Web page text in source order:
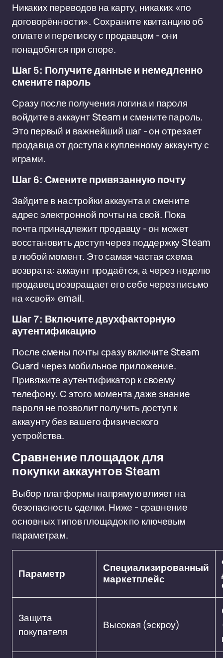
Никаких переводов на карту, никаких «по
договорённости». Сохраните квитанцию об
оплате и переписку с продавцом - они
понадобятся при споре.
Шаг 5: Получите данные и немедленно
смените пароль
Сразу после получения логина и пароля
войдите в аккаунт Steam и смените пароль.
Это первый и важнейший шаг - он отрезает
продавца от доступа к купленному аккаунту с
играми.
Шаг 6: Смените привязанную почту
Зайдите в настройки аккаунта и смените
адрес электронной почты на свой. Пока
почта принадлежит продавцу - он может
восстановить доступ через поддержку Steam
в любой момент. Это самая частая схема
возврата: аккаунт продаётся, а через неделю
продавец возвращает его себе через письмо
на «свой» email.
Шаг 7: Включите двухфакторную
аутентификацию
После смены почты сразу включите Steam
Guard через мобильное приложение.
Привяжите аутентификатор к своему
телефону. С этого момента даже знание
пароля не позволит получить доступ к
аккаунту без вашего физического
устройства.
Сравнение площадок для
покупки аккаунтов Steam
Выбор платформы напрямую влияет на
безопасность сделки. Ниже - сравнение
основных типов площадок по ключевым
параметрам.
Параметр
Специализированный
маркетплейс
Защита
покупателя
Высокая (эскроу)